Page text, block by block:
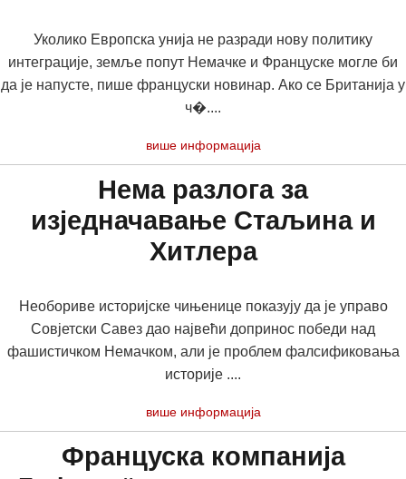
Уколико Европска унија не разради нову политику
интеграције, земље попут Немачке и Француске могле би
да је напусте, пише француски новинар. Ако се Британија у
ч�....
више информација
Нема разлога за
изједначавање Стаљина и
Хитлера
Необориве историјске чињенице показују да је управо
Совјетски Савез дао највећи допринос победи над
фашистичком Немачком, али је проблем фалсификовања
историје ....
више информација
Француска компанија